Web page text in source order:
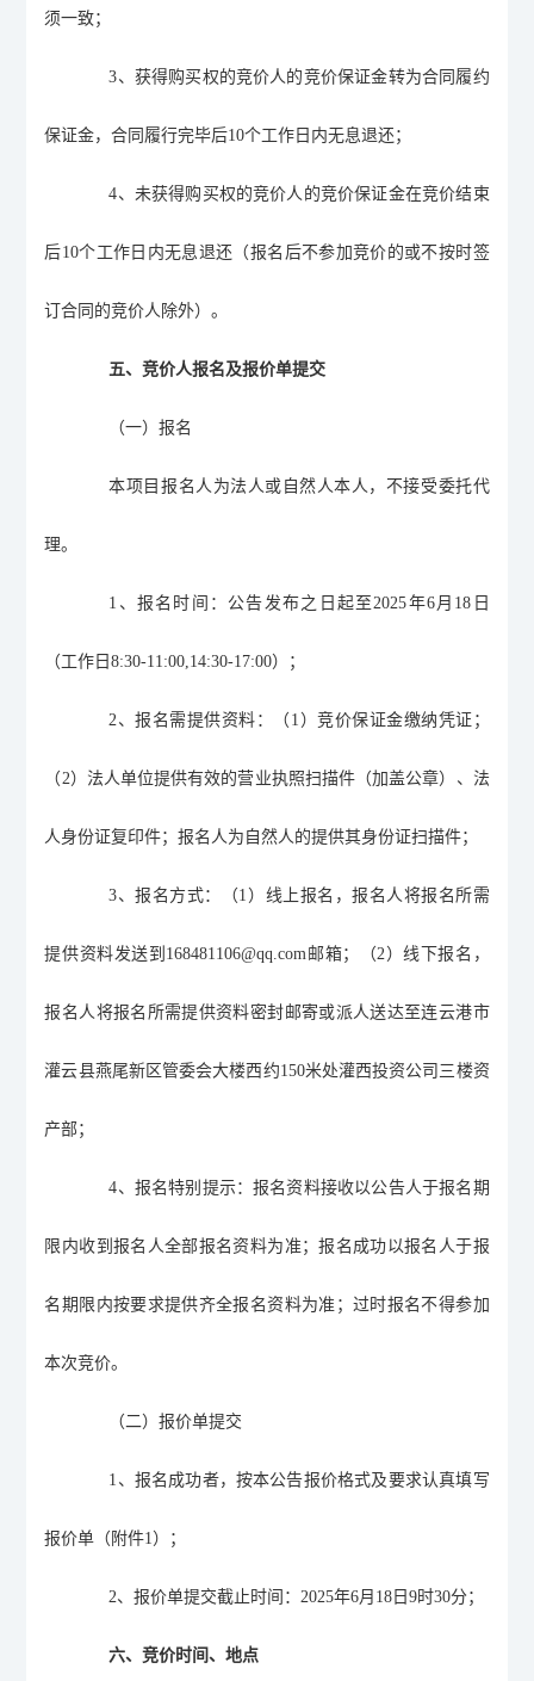
须一致；
3、获得购买权的竞价人的竞价保证金转为合同履约
保证金，合同履行完毕后10个工作日内无息退还；
4、未获得购买权的竞价人的竞价保证金在竞价结束
后10个工作日内无息退还（报名后不参加竞价的或不按时签
订合同的竞价人除外）。
五、竞价人报名及报价单提交
（一）报名
本项目报名人为法人或自然人本人，不接受委托代
理。
1、 报名时间：公告发布之日起至2025年6月 18 日
（工作日8:30-11:00,14:30-17:00）；
2、报名需提供资料：（ 1 ）竞价保证金缴纳凭证；
（2）法人单位提供有效的营业执照扫描件（加盖公章）、法
人身份证复印件；报名人为自然人的提供其身份证扫描件；
3、报名方式：（1 ）线上报名，报名人将报名所需
提供资料发送到 168481106@qq.com 邮箱；（2）线下报名，
报名人将报名所需提供资料密封邮寄或派人送达至连云港市
灌云县燕尾新区管委会大楼西约150米处灌西投资公司三楼资
产部；
4、报名特别提示：报名资料接收以公告人于报名期
限内收到报名人全部报名资料为准；报名成功以报名人于报
名期限内按要求提供齐全报名资料为准；过时报名不得参加
本次竞价。
（二）报价单提交
1 、报名成功者，按本公告报价格式及要求认真填写
报价单（附件1）；
2、报价单提交截止时间：2025年6月 18 日9时30分；
六、竞价时间、地点